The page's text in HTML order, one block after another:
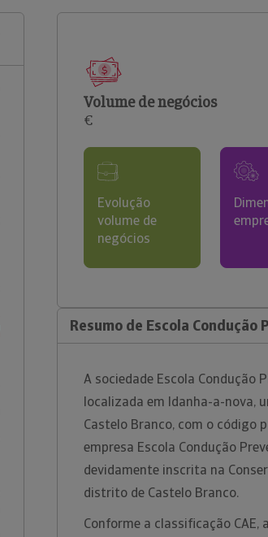
Volume de negócios
€
Evolução
volume de
negócios
Resumo de Escola Condução
A sociedade Escola Condução
localizada em Idanha-a-nova,
Castelo Branco, com o código
empresa Escola Condução
devidamente inscrita na
distrito de Castelo Branco.
Conforme a classificação